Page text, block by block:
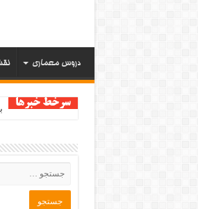
دروس معماری
سرخط خبرها